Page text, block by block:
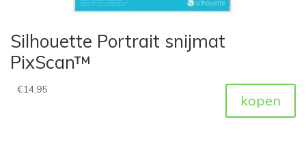
Silhouette Portrait snijmat
PixScan™
€14,95
kopen